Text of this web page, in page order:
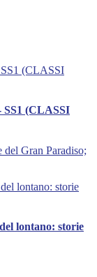
SS1 (CLASSI
Gran Paradiso;
lontano: storie